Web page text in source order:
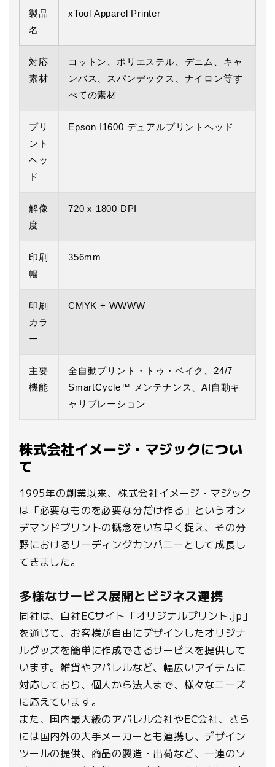
製品
名
xTool Apparel Printer
対応
素材
コットン、ポリエステル、デニム、キャ
ンバス、スパンデックス、ナイロン等す
べての素材
プリ
ント
ヘッ
ド
Epson I1600 デュアルプリントヘッド
解像
度
720 x 1800 DPI
印刷
幅
356mm
印刷
カラ
ー
CMYK + WWWW
主要
機能
全自動プリント・トゥ・ベイク、24/7
SmartCycle™ メンテナンス、AI自動キ
ャリブレーション
株式会社イメージ・マジックについ
て
1995年の創業以来、株式会社イメージ・マジック
は「必要なものを必要な分だけ作る」というオン
デマンドプリントの概念をいち早く捉え、その分
野におけるリーディングカンパニーとして成長し
てきました。
多様なサービス展開とビジネス連携
同社は、自社ECサイト「オリジナルプリント.jp」
を通じて、お客様が自由にデザインしたオリジナ
ルグッズを簡単に作成できるサービスを提供して
います。雑貨やアパレルなど、幅広いアイテムに
対応しており、個人から法人まで、様々なニーズ
に応えています。
また、国内最大級のアパレル会社やEC会社、さら
には国内外の大手メーカーとも連携し、デザイン
ツールの提供、商品の製造・出荷など、一連のソ